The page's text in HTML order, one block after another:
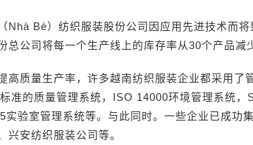
Nhà Bè）纺织服装股份公司因应用先进技术而
总公司将每一个生产线上的库存率从30个产品减
高质量生产率，许多越南纺织服装企业都采用了
准的质量管理系统，ISO 14000环境管理系统
实验室管理系统等。与此同时。一些企业已成功
兴安纺织服装公司等。